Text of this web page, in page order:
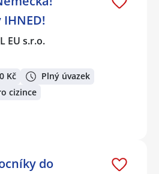
EU s.r.o.
Kč
Plný úvazek
cizince
do